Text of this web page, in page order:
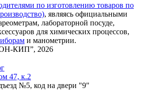
по изготовлению товаров по
, являясь официальными
лабораторной посуде,
для химических процессов,
и манометрии.
КИП”, 2026
47, к.2
№5, код на двери "9"